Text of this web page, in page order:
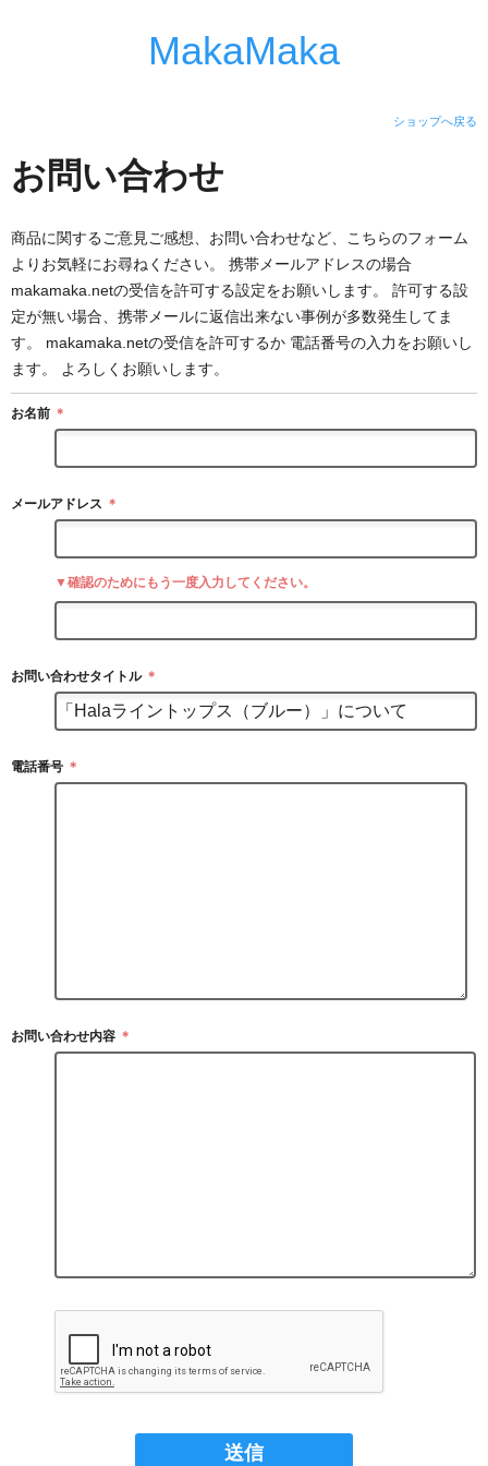
MakaMaka
ショップへ戻る
お問い合わせ
商品に関するご意見ご感想、お問い合わせなど、こちらのフォーム
よりお気軽にお尋ねください。 携帯メールアドレスの場合
makamaka.netの受信を許可する設定をお願いします。 許可する設
定が無い場合、携帯メールに返信出来ない事例が多数発生してま
す。 makamaka.netの受信を許可するか 電話番号の入力をお願いし
ます。 よろしくお願いします。
お名前 ＊
メールアドレス ＊
▼確認のためにもう一度入力してください。
お問い合わせタイトル ＊
電話番号 ＊
お問い合わせ内容 ＊